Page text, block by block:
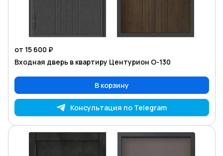
от 15 600 ₽
Входная дверь в квартиру Центурион O-130
В корзину
Консультация по Telegram